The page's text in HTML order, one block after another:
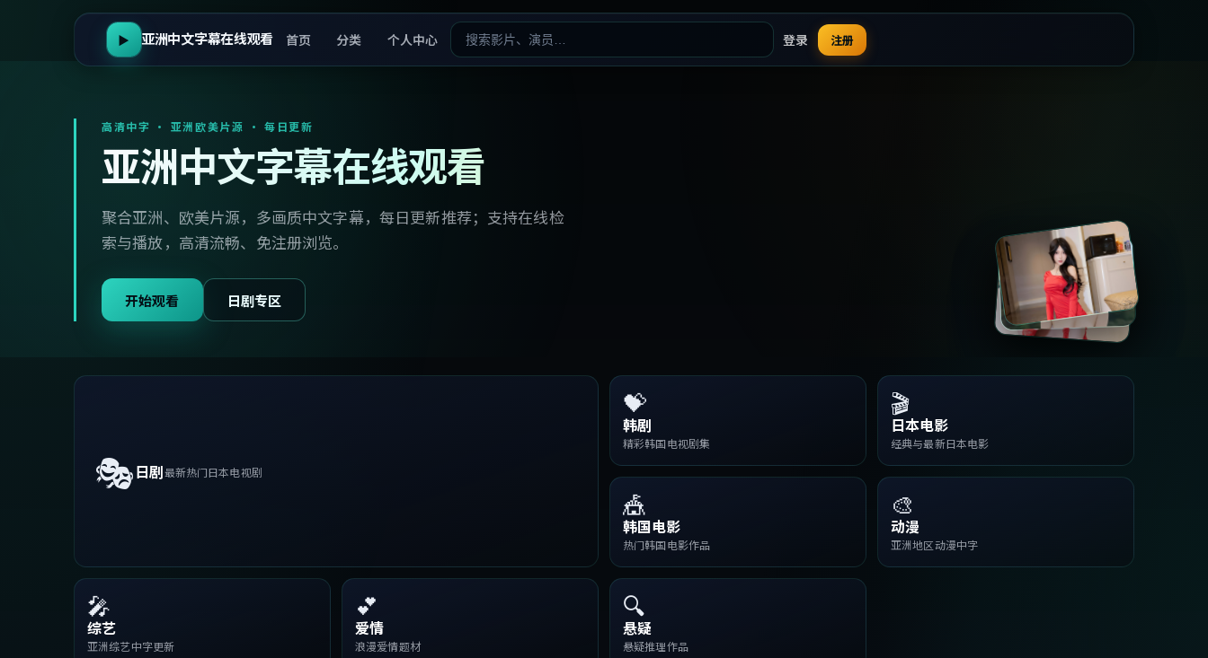
▶ 亚洲中文字幕在线观看 首页 分类 个人中心 登录 注册
高清中字 · 亚洲欧美片源 · 每日更新
亚洲中文字幕在线观看
聚合亚洲、欧美片源，多画质中文字幕，每日更新推荐；支持在线检
索与播放，高清流畅、免注册浏览。
开始观看 日剧专区
🎭日剧最新热门日本电视剧
💝
韩剧
精彩韩国电视剧集
🎬
日本电影
经典与最新日本电影
🎪
韩国电影
热门韩国电影作品
🎨
动漫
亚洲地区动漫中字
🎤
综艺
亚洲综艺中字更新
💕
爱情
浪漫爱情题材
🔍
悬疑
悬疑推理作品